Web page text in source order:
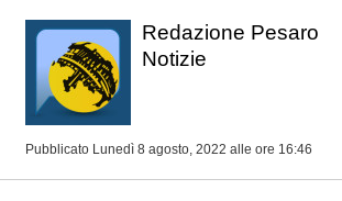
Redazione Pesaro
Notizie
Pubblicato Lunedì 8 agosto, 2022 alle ore 16:46